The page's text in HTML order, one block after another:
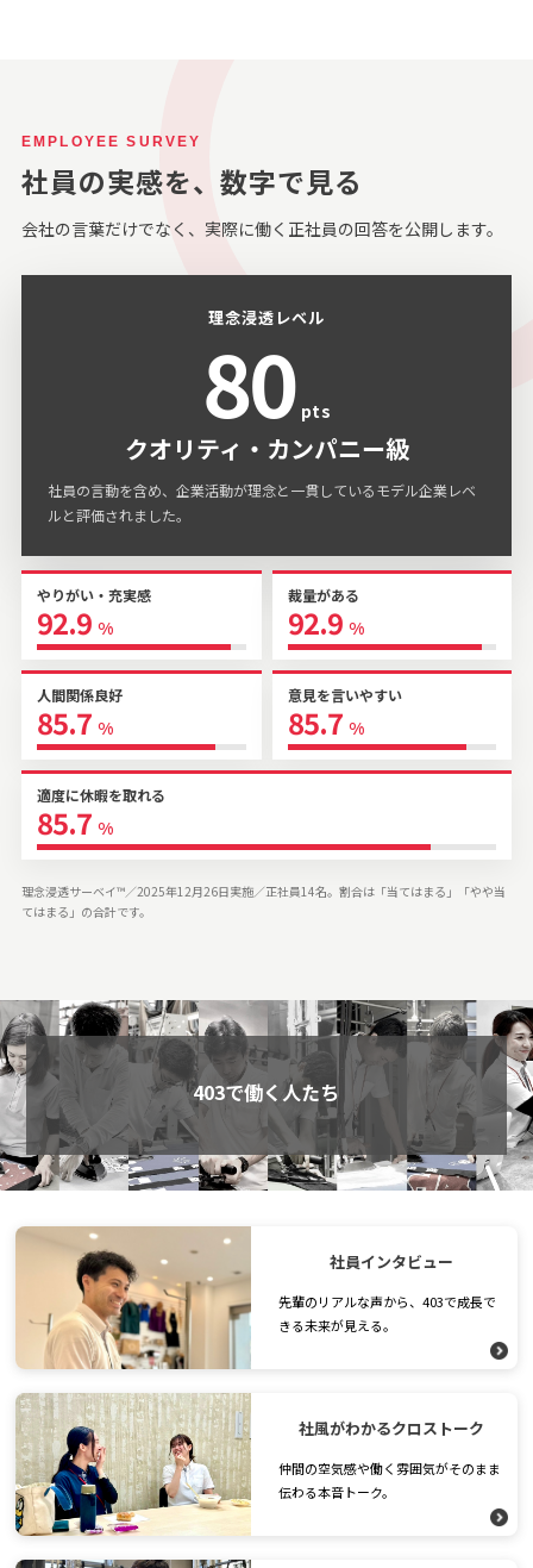
EMPLOYEE SURVEY
社員の実感を、数字で見る
会社の言葉だけでなく、実際に働く正社員の回答を公開します。
理念浸透レベル
80 pts
クオリティ・カンパニー級
社員の言動を含め、企業活動が理念と一貫しているモデル企業レベ
ルと評価されました。
やりがい・充実感
92.9 %
裁量がある
92.9 %
人間関係良好
85.7 %
意見を言いやすい
85.7 %
適度に休暇を取れる
85.7 %
理念浸透サーベイ™／2025年12月26日実施／正社員14名。割合は「当てはまる」「やや当
てはまる」の合計です。
403で働く人たち
社員インタビュー
先輩のリアルな声から、403で成長で
きる未来が見える。
社風がわかるクロストーク
仲間の空気感や働く雰囲気がそのまま
伝わる本音トーク。